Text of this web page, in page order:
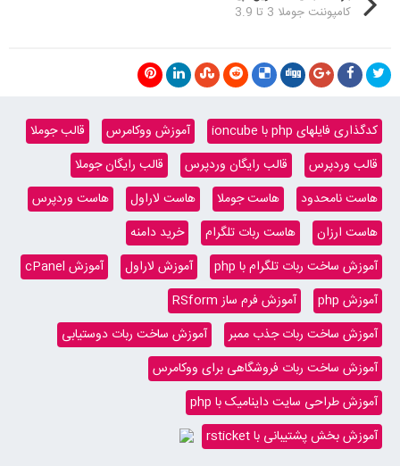
کامپوننت جوملا 3 تا 3.9
کدگذاری فایلهای php با ioncube آموزش ووکامرس
قالب جوملا
قالب وردپرس
قالب رایگان وردپرس
قالب رایگان جوملا
هاست نامحدود
هاست جوملا هاست لاراول
هاست وردپرس
هاست ارزان
هاست ربات تلگرام
خرید دامنه
آموزش ساخت ربات تلگرام با php
آموزش لاراول
آموزش cPanel
آموزش php
آموزش فرم ساز RSform
آموزش ساخت ربات جذب ممبر
آموزش ساخت ربات دوستیابی
آموزش ساخت ربات فروشگاهی برای ووکامرس
آموزش طراحی سایت داینامیک با php
آموزش بخش پشتیبانی با rsticket